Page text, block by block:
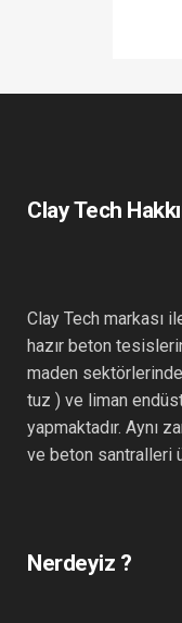
Clay Tech
Clay Tech markası
hazır beton
maden
tuz ) ve liman
yapmaktadır. Aynı
ve beton santralleri
Nerdeyiz ?